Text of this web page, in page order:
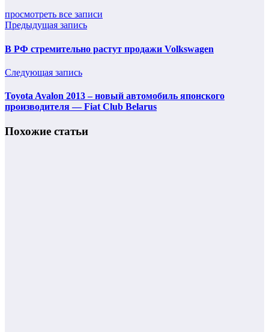
просмотреть все записи
Предыдущая запись
В РФ стремительно растут продажи Volkswagen
Следующая запись
Toyota Avalon 2013 – новый автомобиль японского
производителя — Fiat Club Belarus
Похожие статьи